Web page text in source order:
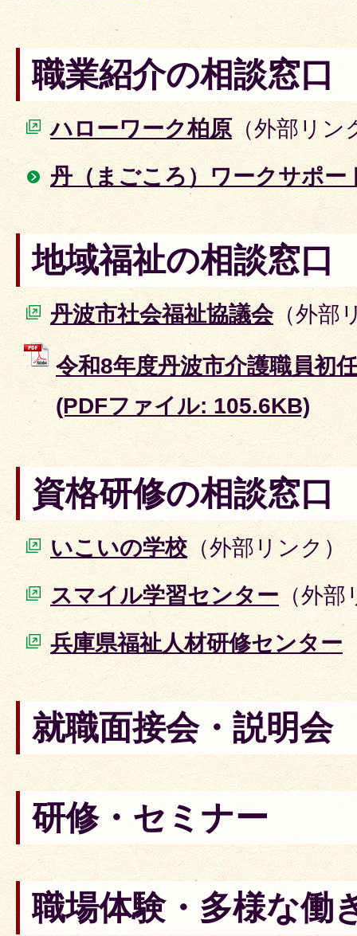
職業紹介の相談窓口
ハローワーク柏原（外部リン
丹（まごころ）ワークサポー
地域福祉の相談窓口
丹波市社会福祉協議会（外部
令和8年度丹波市介護職員初
(PDFファイル: 105.6KB)
資格研修の相談窓口
いこいの学校（外部リンク）
スマイル学習センター （外
兵庫県福祉人材研修センター
就職面接会・説明会
研修・セミナー
職場体験・多様な働